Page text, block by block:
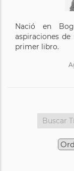
Nació en
aspiraciones
primer libro.